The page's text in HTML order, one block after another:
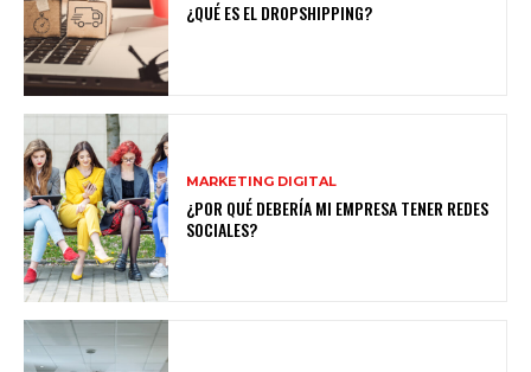
¿QUÉ ES EL DROPSHIPPING?
MARKETING DIGITAL
¿POR QUÉ DEBERÍA MI EMPRESA TENER REDES
SOCIALES?